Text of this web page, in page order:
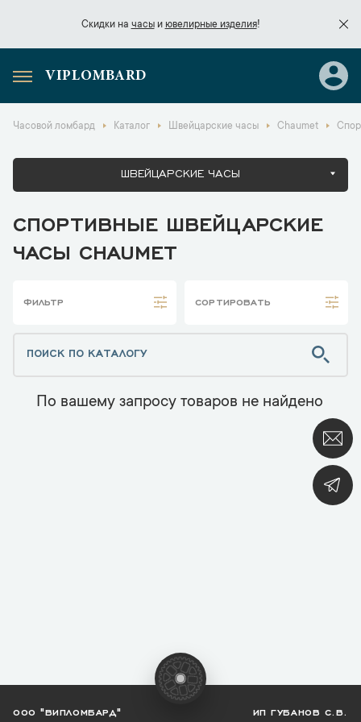
Скидки на часыи ювелирные изделия!
Скидки начасы
VIPLOMBARD
Часовой ломбард Каталог Швейцарские часы Chaumet
ШВЕЙЦАРСКИЕ ЧАСЫ
СПОРТИВНЫЕ ШВЕЙЦАРСКИЕ
ЧАСЫ CHAUMET
ФИЛЬТР СОРТИРОВАТЬ
По вашему запросу товаров не найдено
ООО "ВИПЛОМБАРД" ИП ГУБАНОВ С.В.